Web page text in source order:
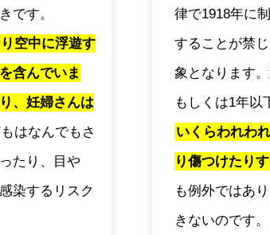
です。
空中に浮遊す
含んでいま
、妊婦さんは
はなんでもさ
たり、目や
染するリスク
律で1918年に
することが禁
象となります
もしくは1年以
いくらわれわ
り傷つけたり
も例外ではあ
きないのです。